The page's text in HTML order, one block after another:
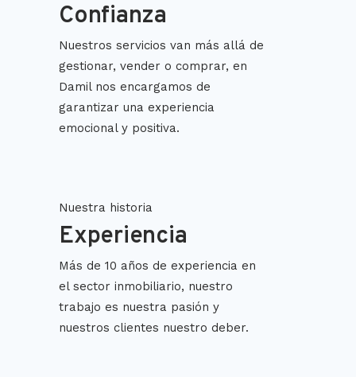
Confianza
Nuestros servicios van más allá de
gestionar, vender o comprar, en
Damil nos encargamos de
garantizar una experiencia
emocional y positiva.
Nuestra historia
Experiencia
Más de 10 años de experiencia en
el sector inmobiliario, nuestro
trabajo es nuestra pasión y
nuestros clientes nuestro deber.